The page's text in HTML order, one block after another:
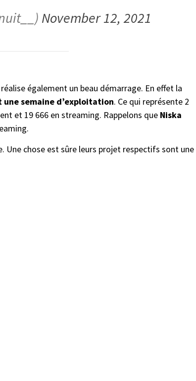
November 12, 2021
réalise également un beau démarrage. En effet la
une semaine d’exploitation. Ce qui représente 2
et 19 666 en streaming. Rappelons que Niska
Une chose est sûre leurs projet respectifs sont une